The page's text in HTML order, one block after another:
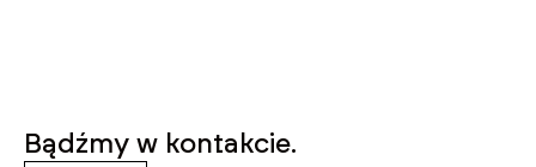
Bądźmy w kontakcie.